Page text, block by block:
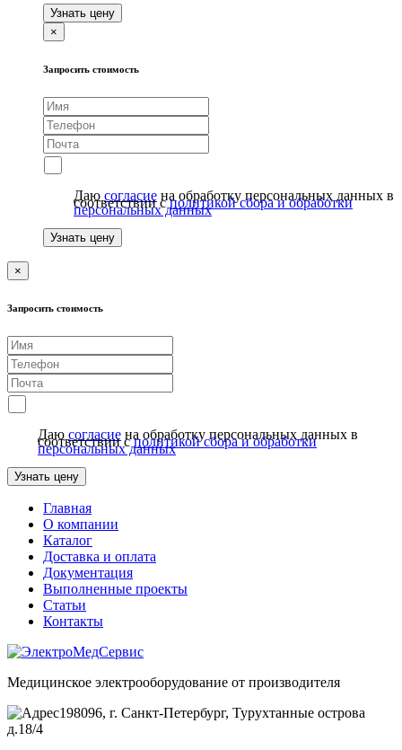
Узнать цену
×
Запросить стоимость
Даю согласие на обработку персональных данных в
соответствии сполитикой сбора и обработки
персональных данных
Узнать цену
×
Запросить стоимость
Даю согласие на обработку персональных данных в
соответствии сполитикой сбора и обработки
персональных данных
Узнать цену
Главная
О компании
Каталог
Доставка и оплата
Документация
Выполненные проекты
Статьи
Контакты
Медицинское электрооборудование от производителя
198096, г. Санкт-Петербург, Турухтанные острова
д.18/4